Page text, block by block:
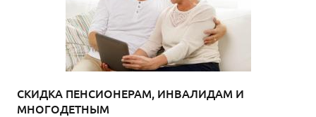
СКИДКА ПЕНСИОНЕРАМ, ИНВАЛИДАМ И
МНОГОДЕТНЫМ